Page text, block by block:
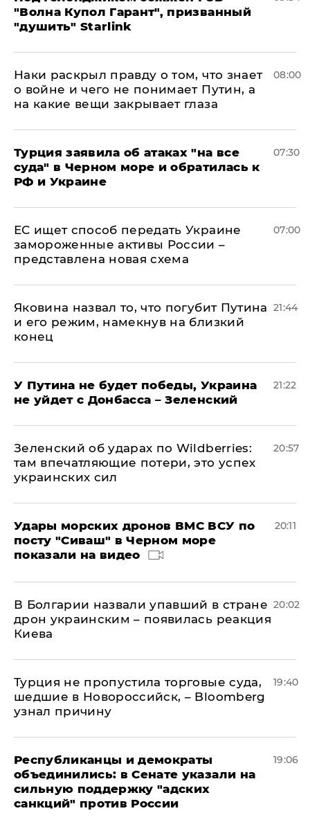
"Волна Купол Гарант", призванный
"душить" Starlink
Наки раскрыл правду о том, что знает
о войне и чего не понимает Путин, а
на какие вещи закрывает глаза
08:00
Турция заявила об атаках "на все
суда" в Черном море и обратилась к
РФ и Украине
07:30
ЕС ищет способ передать Украине
замороженные активы России –
представлена новая схема
07:00
Яковина назвал то, что погубит Путина
и его режим, намекнув на близкий
конец
21:44
У Путина не будет победы, Украина
не уйдет с Донбасса – Зеленский
21:22
Зеленский об ударах по Wildberries:
там впечатляющие потери, это успех
украинских сил
20:57
Удары морских дронов ВМС ВСУ по
посту "Сиваш" в Черном море
показали на видео
20:11
В Болгарии назвали упавший в стране
дрон украинским – появилась реакция
Киева
20:02
Турция не пропустила торговые суда,
шедшие в Новороссийск, – Bloomberg
узнал причину
19:40
Республиканцы и демократы
объединились: в Сенате указали на
сильную поддержку "адских
санкций" против России
19:06